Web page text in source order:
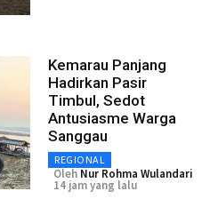
Kemarau Panjang
Hadirkan Pasir
Timbul, Sedot
Antusiasme Warga
Sanggau
REGIONAL
Oleh Nur Rohma Wulandari
14 jam yang lalu